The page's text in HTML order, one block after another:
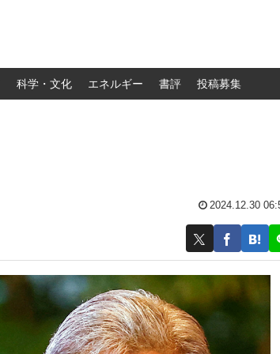
科学・文化 エネルギー 書評 投稿募集
2024.12.30